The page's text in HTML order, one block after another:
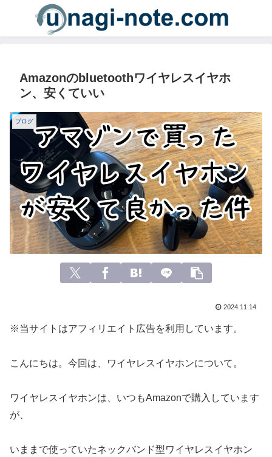
Amazonのbluetoothワイヤレスイヤホ
ン、安くていい
ブログ
2024.11.14
※当サイトはアフィリエイト広告を利用しています。
こんにちは。今回は、ワイヤレスイヤホンについて。
ワイヤレスイヤホンは、いつもAmazonで購入しています
が、
いままで使っていたネックバンド型ワイヤレスイヤホン